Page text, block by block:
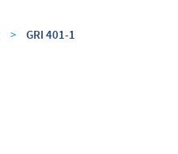
> GRI 401-1